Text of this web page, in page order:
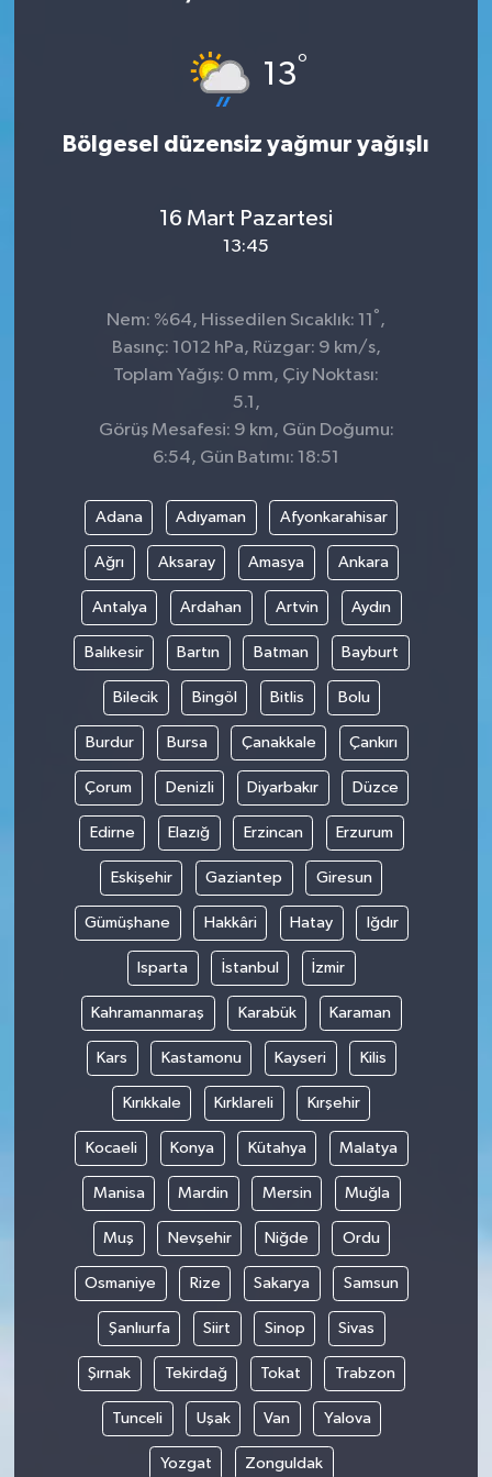
13°
Bölgesel düzensiz yağmur yağışlı
16 Mart Pazartesi
13:45
Nem: %64, Hissedilen Sıcaklık: 11 ° ,
Basınç: 1012 hPa, Rüzgar: 9 km/s,
Toplam Yağış: 0 mm, Çiy Noktası:
5.1,
Görüş Mesafesi: 9 km, Gün Doğumu:
6:54, Gün Batımı: 18:51
Adana Adıyaman Afyonkarahisar
Ağrı Aksaray Amasya Ankara
Antalya Ardahan Artvin Aydın
Balıkesir Bartın Batman Bayburt
Bilecik Bingöl Bitlis Bolu
Burdur Bursa Çanakkale Çankırı
Çorum Denizli Diyarbakır Düzce
Edirne Elazığ Erzincan Erzurum
Eskişehir Gaziantep Giresun
Gümüşhane Hakkâri Hatay Iğdır
Isparta İstanbul İzmir
Kahramanmaraş Karabük Karaman
Kars Kastamonu Kayseri Kilis
Kırıkkale Kırklareli Kırşehir
Kocaeli Konya Kütahya Malatya
Manisa Mardin Mersin Muğla
Muş Nevşehir Niğde Ordu
Osmaniye Rize Sakarya Samsun
Şanlıurfa Siirt Sinop Sivas
Şırnak Tekirdağ Tokat Trabzon
Tunceli Uşak Van Yalova
Yozgat Zonguldak
SAĞLIK
SİVİL TOPLUM
SOSYAL YAŞAM
ULUSAL HABERLER